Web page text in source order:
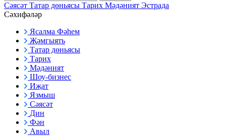
Сәясәт Татар дөньясы Тарих Мәдәният Эстрада
Сәхифәләр
Ясалма Фәһем
Җәмгыять
Татар дөньясы
Тарих
Мәдәният
Шоу-бизнес
Иҗат
Язмыш
Сәясәт
Дин
Фән
Авыл